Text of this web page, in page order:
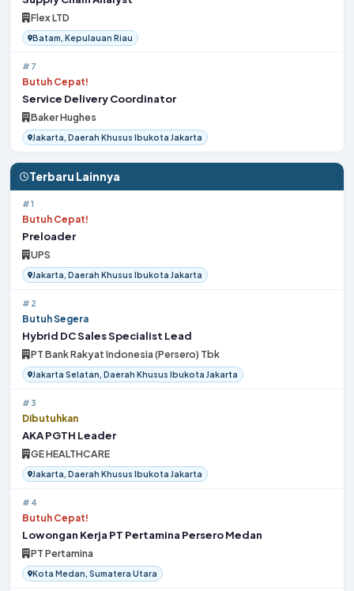
Flex LTD
Batam, Kepulauan Riau
#7
Butuh Cepat!
Service Delivery Coordinator
Baker Hughes
Jakarta, Daerah Khusus Ibukota Jakarta
Terbaru Lainnya
#1
Butuh Cepat!
Preloader
UPS
Jakarta, Daerah Khusus Ibukota Jakarta
#2
Butuh Segera
Hybrid DC Sales Specialist Lead
PT Bank Rakyat Indonesia (Persero) Tbk
Jakarta Selatan, Daerah Khusus Ibukota Jakarta
#3
Dibutuhkan
AKA PGTH Leader
GE HEALTHCARE
Jakarta, Daerah Khusus Ibukota Jakarta
#4
Butuh Cepat!
Lowongan Kerja PT Pertamina Persero Medan
PT Pertamina
Kota Medan, Sumatera Utara